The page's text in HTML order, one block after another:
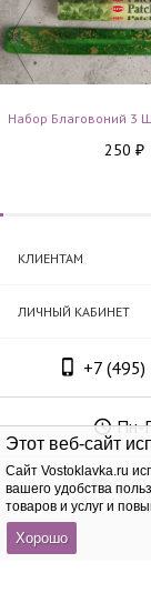
Этот веб-сайт
Cайт Vostoklavka.ru
вашего удобства
товаров и услуг и
Хорошо
Набор Благовоний 3
250 ₽
КЛИЕНТАМ
ЛИЧНЫЙ КАБИНЕТ
+7
Пн-
ООО